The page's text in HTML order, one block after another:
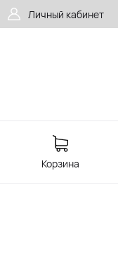
Личный кабинет
Корзина